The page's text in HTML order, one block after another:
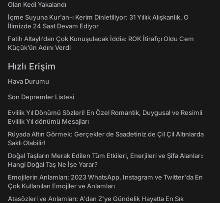
Olan Kedi Yakalandı
İçme Suyuna Kur'an-ı Kerim Dinletiliyor: 31 Yıllık Alışkanlık, O
İlimizde 24 Saat Devam Ediyor
Fatih Altaylı’dan Çok Konuşulacak İddia: ROK İtirafçı Oldu Cem
Küçük’ün Adını Verdi
Hızlı Erişim
Hava Durumu
Son Depremler Listesi
Evlilik Yıl Dönümü Sözleri! En Özel Romantik, Duygusal ve Resimli
Evlilik Yıl dönümü Mesajları
Rüyada Altın Görmek: Gerçekler de Saadetiniz de Çil Çil Altınlarda
Saklı Olabilir!
Doğal Taşların Merak Edilen Tüm Etkileri, Enerjileri ve Şifa Alanları:
Hangi Doğal Taş Ne İşe Yarar?
Emojilerin Anlamları: 2023 WhatsApp, Instagram ve Twitter'da En
Çok Kullanılan Emojiler ve Anlamları
Atasözleri ve Anlamları: A'dan Z'ye Gündelik Hayatta En Sık